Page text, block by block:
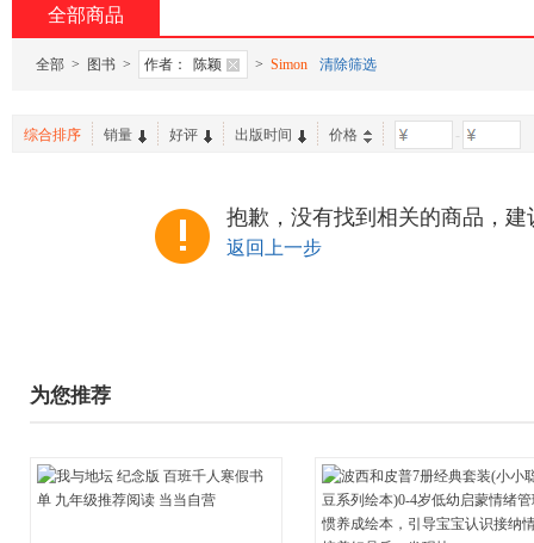
全部商品
全部 > 图书 > 作者： 陈颖 > Simon 清除筛选
综合排序 销量 好评 出版时间 价格 -
抱歉，没有找到相关的商品，
返回上一步
为您推荐
加